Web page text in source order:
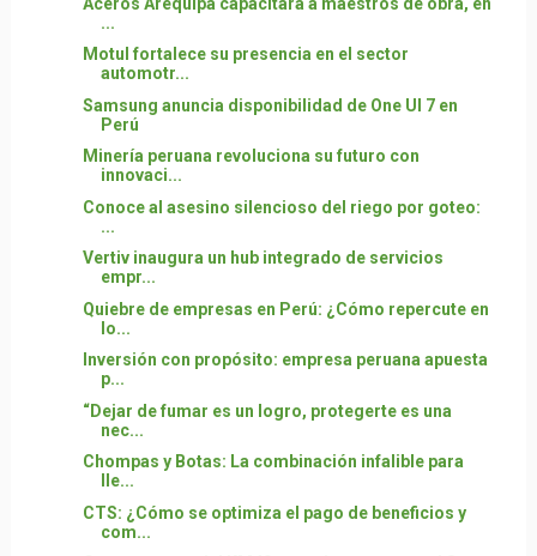
...
Motul fortalece su presencia en el sector
automotr...
Samsung anuncia disponibilidad de One UI 7 en
Perú
Minería peruana revoluciona su futuro con
innovaci...
Conoce al asesino silencioso del riego por goteo:
...
Vertiv inaugura un hub integrado de servicios
empr...
Quiebre de empresas en Perú: ¿Cómo repercute en
lo...
Inversión con propósito: empresa peruana apuesta
p...
“Dejar de fumar es un logro, protegerte es una
nec...
Chompas y Botas: La combinación infalible para
lle...
CTS: ¿Cómo se optimiza el pago de beneficios y
com...